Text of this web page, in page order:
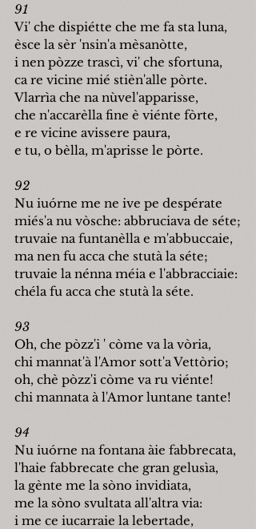
91
Vi' che dispiétte che me fa sta luna,
èsce la sèr 'nsin'a mèsanòtte,
i nen pòzze trascì, vi' che sfortuna,
ca re vicine mié stièn'alle pòrte.
Vlarrìa che na nùvel'apparisse,
che n'accarèlla fine è viénte fòrte,
e re vicine avissere paura,
e tu, o bèlla, m'aprisse le pòrte.
92
Nu iuórne me ne ive pe despérate
miés'a nu vòsche: abbruciava de séte;
truvaie na funtanèlla e m'abbuccaie,
ma nen fu acca che stutà la séte;
truvaie la nénna méia e l'abbracciaie:
chéla fu acca che stutà la séte.
93
Oh, che pòzz'i ' còme va la vòria,
chi mannat'à l'Amor sott'a Vettòrio;
oh, chè pòzz'i còme va ru viénte!
chi mannata à l'Amor luntane tante!
94
Nu iuórne na fontana àie fabbrecata,
l'haie fabbrecate che gran gelusìa,
la gènte me la sòno invidiata,
me la sòno svultata all'altra via:
i me ce iucarraie la lebertade,